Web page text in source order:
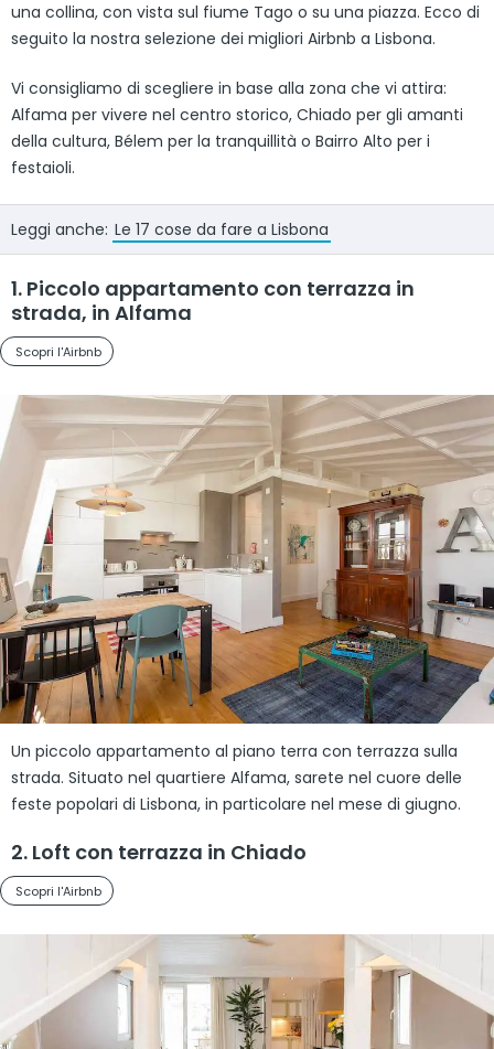
una collina, con vista sul fiume Tago o su una piazza. Ecco di
seguito la nostra selezione dei migliori Airbnb a Lisbona.
Vi consigliamo di scegliere in base alla zona che vi attira:
Alfama per vivere nel centro storico, Chiado per gli amanti
della cultura, Bélem per la tranquillità o Bairro Alto per i
festaioli.
Leggi anche: Le 17 cose da fare a Lisbona
1. Piccolo appartamento con terrazza in
strada, in Alfama
Scopri l'Airbnb
Un piccolo appartamento al piano terra con terrazza sulla
strada. Situato nel quartiere Alfama, sarete nel cuore delle
feste popolari di Lisbona, in particolare nel mese di giugno.
2. Loft con terrazza in Chiado
Scopri l'Airbnb